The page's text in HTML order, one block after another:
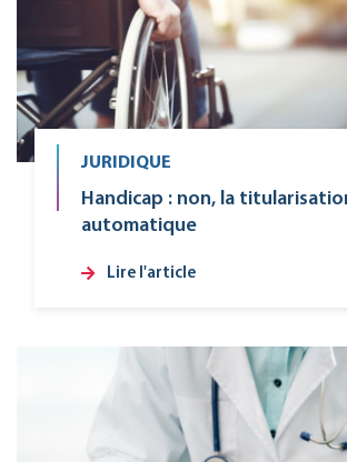
JURIDIQUE
Handicap : non, la
automatique
Lire l'article